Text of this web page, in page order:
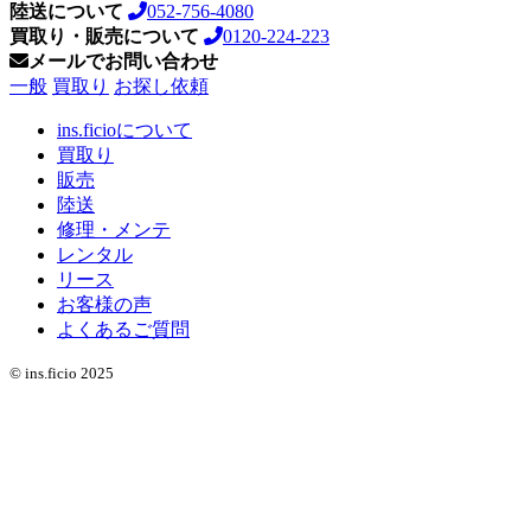
陸送について
052-756-4080
買取り・販売について
0120-224-223
メールでお問い合わせ
一般 買取り お探し依頼
ins.ficioについて
買取り
販売
陸送
修理・メンテ
レンタル
リース
お客様の声
よくあるご質問
© ins.ficio 2025